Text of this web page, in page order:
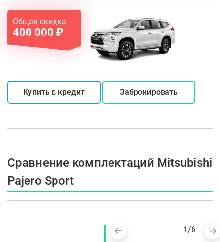
Общая скидка
400 000 ₽
Купить в кредит Забронировать
Сравнение комплектаций Mitsubishi
Pajero Sport
1 /6